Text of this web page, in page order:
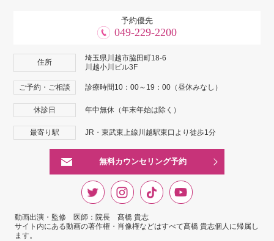
予約優先
049-229-2200
住所
埼玉県川越市脇田町18-6
川越小川ビル3F
ご予約・ご相談 診療時間10：00～19：00（昼休みなし）
休診日 年中無休（年末年始は除く）
最寄り駅 JR・東武東上線川越駅東口より徒歩1分
無料カウンセリング予約
動画出演・監修 医師：院長 髙橋 貴志
サイト内にある動画の著作権・肖像権などはすべて髙橋 貴志個人に帰属し
ます。